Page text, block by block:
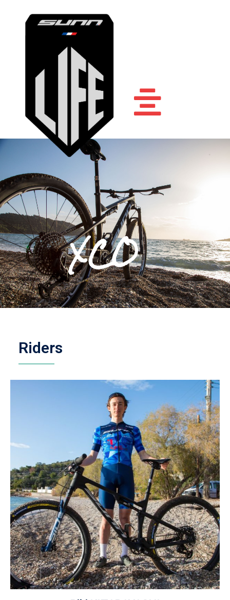
Accueil
Sunn Life
Athlètes
Ambassadeurs
Nos vélos
Enduro
SUNN
Ride,
XCO
Riders